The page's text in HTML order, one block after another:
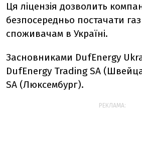
Ця ліцензія дозволить
безпосередньо постачати
споживачам в Україні.
Засновниками DufEnergy
DufEnergy Trading SA
SA (Люксембург).
РЕКЛАМА: